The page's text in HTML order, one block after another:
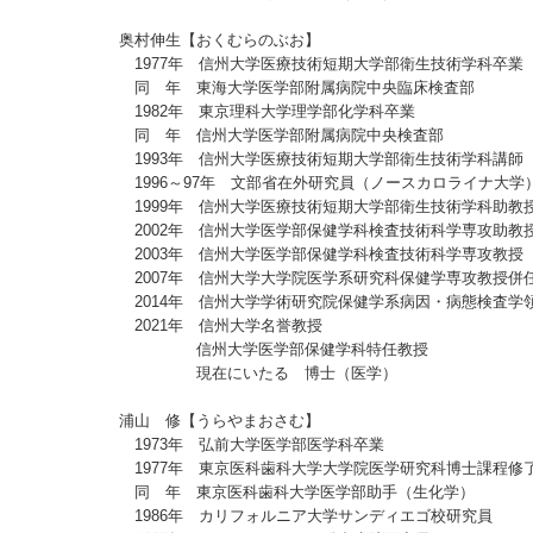
奥村伸生【おくむらのぶお】
1977年 信州大学医療技術短期大学部衛生技術学科卒業
同 年 東海大学医学部附属病院中央臨床検査部
1982年 東京理科大学理学部化学科卒業
同 年 信州大学医学部附属病院中央検査部
1993年 信州大学医療技術短期大学部衛生技術学科講師
1996～97年 文部省在外研究員（ノースカロライナ大学）
1999年 信州大学医療技術短期大学部衛生技術学科助教
2002年 信州大学医学部保健学科検査技術科学専攻助教
2003年 信州大学医学部保健学科検査技術科学専攻教授
2007年 信州大学大学院医学系研究科保健学専攻教授併
2014年 信州大学学術研究院保健学系病因・病態検査学
2021年 信州大学名誉教授
信州大学医学部保健学科特任教授
現在にいたる 博士（医学）
浦山 修【うらやまおさむ】
1973年 弘前大学医学部医学科卒業
1977年 東京医科歯科大学大学院医学研究科博士課程修
同 年 東京医科歯科大学医学部助手（生化学）
1986年 カリフォルニア大学サンディエゴ校研究員